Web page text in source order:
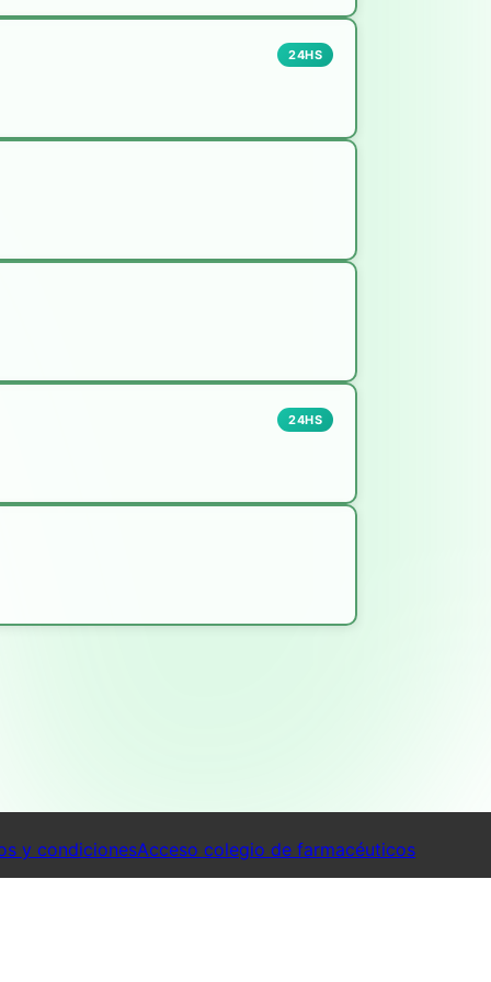
24HS
24HS
y condicionesAcceso colegio de farmacéuticos